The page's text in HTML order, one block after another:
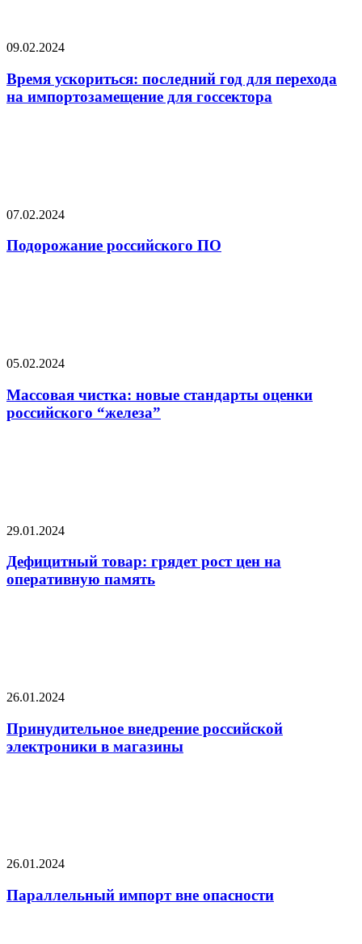
09.02.2024
Время ускориться: последний год для перехода
на импортозамещение для госсектора
07.02.2024
Подорожание российского ПО
05.02.2024
Массовая чистка: новые стандарты оценки
российского “железа”
29.01.2024
Дефицитный товар: грядет рост цен на
оперативную память
26.01.2024
Принудительное внедрение российской
электроники в магазины
26.01.2024
Параллельный импорт вне опасности